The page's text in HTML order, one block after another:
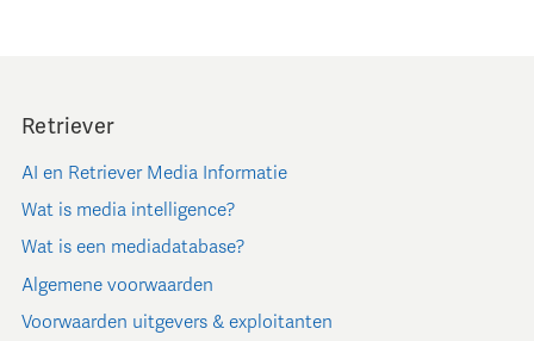
Retriever
AI en Retriever Media Informatie
Wat is media intelligence?
Wat is een mediadatabase?
Algemene voorwaarden
Voorwaarden uitgevers & exploitanten